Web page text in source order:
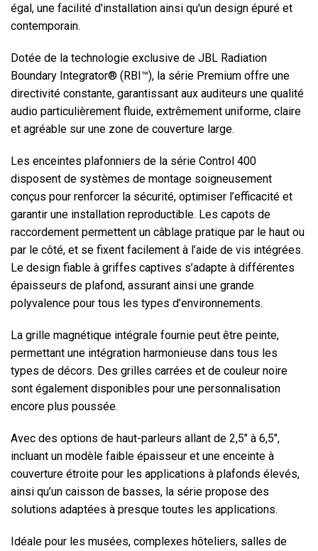
Langue/Région
égal, une facilité d'installation ainsi qu'un design épuré et
contemporain.
Dotée de la technologie exclusive de JBL Radiation
Boundary Integrator® (RBI™), la série Premium offre une
directivité constante, garantissant aux auditeurs une qualité
audio particulièrement fluide, extrêmement uniforme, claire
et agréable sur une zone de couverture large.
Les enceintes plafonniers de la série Control 400
disposent de systèmes de montage soigneusement
conçus pour renforcer la sécurité, optimiser l’efficacité et
garantir une installation reproductible. Les capots de
raccordement permettent un câblage pratique par le haut ou
par le côté, et se fixent facilement à l’aide de vis intégrées.
Le design fiable à griffes captives s’adapte à différentes
épaisseurs de plafond, assurant ainsi une grande
polyvalence pour tous les types d’environnements.
La grille magnétique intégrale fournie peut être peinte,
permettant une intégration harmonieuse dans tous les
types de décors. Des grilles carrées et de couleur noire
sont également disponibles pour une personnalisation
encore plus poussée.
Avec des options de haut-parleurs allant de 2,5" à 6,5",
incluant un modèle faible épaisseur et une enceinte à
couverture étroite pour les applications à plafonds élevés,
ainsi qu’un caisson de basses, la série propose des
solutions adaptées à presque toutes les applications.
Idéale pour les musées, complexes hôteliers, salles de